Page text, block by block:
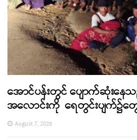
အောင်ပန်းတွင် ပျောက်ဆုံးန
အလောင်းကို ရေတွင်းပျက်၌တွ
August 7, 2026